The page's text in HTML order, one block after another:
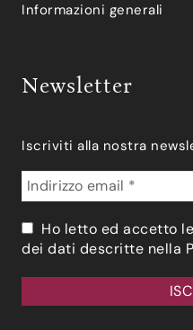
Informazioni generali
Newsletter
Iscriviti alla nostra
Ho letto ed accetto
dei dati descritte nella